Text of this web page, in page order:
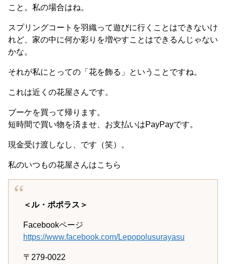
こと。私の場合はね。
スプリングコートを羽織って遊びに行くことはできないけ
れど、家の中に何か彩りを増やすことはできるんじゃない
かな。
それが私にとっての「花を飾る」ということですね。
これは近くの花屋さんです。
ブーケを買って帰ります。
短時間で買い物を済ませ、お支払いはPayPayです。
現金受け渡しなし、です（笑）。
私のいつもの花屋さんはこちら
＜ル・ポポラス＞
Facebookページ
https://www.facebook.com/Lepopolusurayasu
〒279-0022